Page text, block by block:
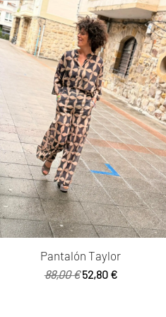
Pantalón Taylor
88,00€El
52,80 €El